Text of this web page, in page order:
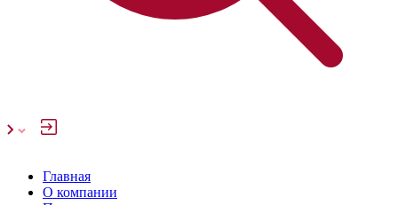
Главная
О компании